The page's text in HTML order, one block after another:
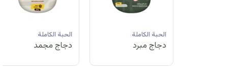
الحبة الكاملة
دجاج مبرد
الحبة الكاملة
دجاج مجمد
الحبة الكاملة
دجاج مجمد